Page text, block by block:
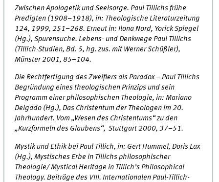
Zwischen Apologetik und Seelsorge. Paul Tillichs frühe
Predigten (1908–1918), in: Theologische Literaturzeitung
124, 1999, 251–268. Erneut in: Ilona Nord, Yorick Spiegel
(Hg.), Spurensuche. Lebens- und Denkwege Paul Tillichs
(Tillich-Studien, Bd. 5, hg. zus. mit Werner Schüßler),
Münster 2001, 85–104.
Die Rechtfertigung des Zweiflers als Paradox – Paul Tillichs
Begründung eines theologischen Prinzips und sein
Programm einer philosophischen Theologie, in: Mariano
Delgado (Hg.), Das Christentum der Theologen im 20.
Jahrhundert. Vom „Wesen des Christentums“ zu den
„Kurzformeln des Glaubens“, Stuttgart 2000, 37–51.
Mystik und Ethik bei Paul Tillich, in: Gert Hummel, Doris Lax
(Hg.), Mystisches Erbe in Tillichs philosophischer
Theologie/ Mystical Heritage in Tillich’s Philosophical
Theology. Beiträge des VIII. Internationalen Paul-Tillich-